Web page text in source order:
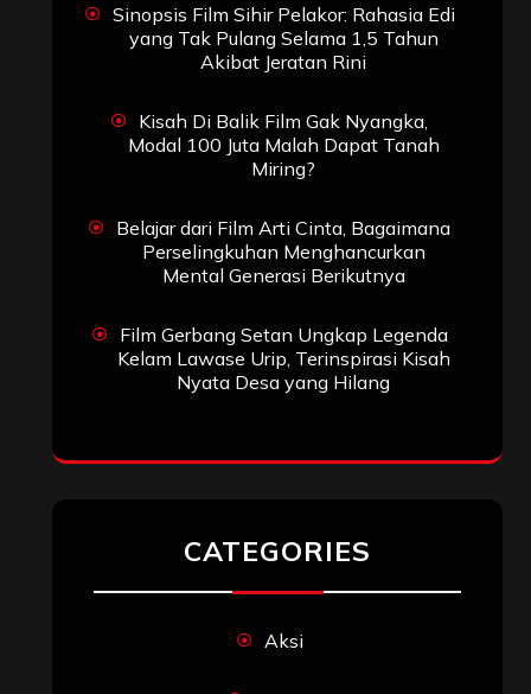
Sinopsis Film Sihir Pelakor: Rahasia Edi
yang Tak Pulang Selama 1,5 Tahun
Akibat Jeratan Rini
Kisah Di Balik Film Gak Nyangka,
Modal 100 Juta Malah Dapat Tanah
Miring?
Belajar dari Film Arti Cinta, Bagaimana
Perselingkuhan Menghancurkan
Mental Generasi Berikutnya
Film Gerbang Setan Ungkap Legenda
Kelam Lawase Urip, Terinspirasi Kisah
Nyata Desa yang Hilang
CATEGORIES
Aksi